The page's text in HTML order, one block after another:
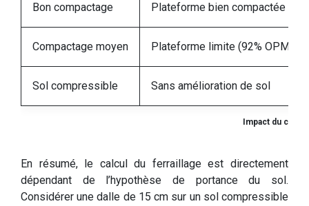
Impact du
Bon compactage Plateforme bien compactée
Compactage moyen Plateforme limite (92% OPM)
Sol compressible Sans amélioration de sol
En résumé, le calcul du ferraillage est directement
dépendant de l’hypothèse de portance du sol.
Considérer une dalle de 15 cm sur un sol compressible